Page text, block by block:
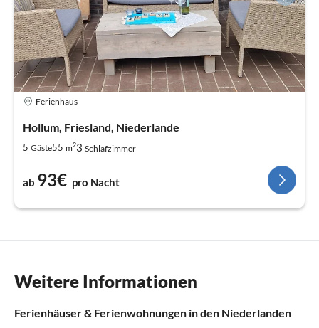
Ferienhaus
Hollum, Friesland, Niederlande
5 Gäste55 m23 Schlafzimmer
ab 93€ pro Nacht
Weitere Informationen
Ferienhäuser & Ferienwohnungen in den Niederlanden